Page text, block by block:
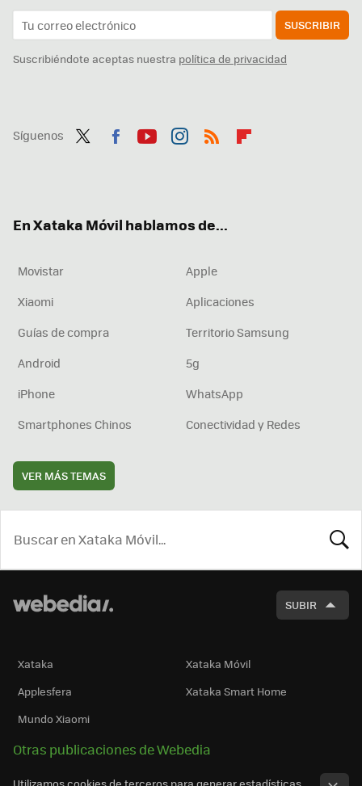
SUSCRIBIR
Suscribiéndote aceptas nuestra política de privacidad
Síguenos
En Xataka Móvil hablamos de...
Movistar
Apple
Xiaomi
Aplicaciones
Guías de compra
Territorio Samsung
Android
5g
iPhone
WhatsApp
Smartphones Chinos
Conectividad y Redes
VER MÁS TEMAS
SUBIR
Xataka
Xataka Móvil
Applesfera
Xataka Smart Home
Mundo Xiaomi
Otras publicaciones de Webedia